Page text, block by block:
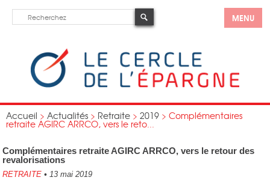
MENU
Accueil > Actualités > Retraite > 2019 > Complémentaires
retraite AGIRC ARRCO, vers le reto...
Complémentaires retraite AGIRC ARRCO, vers le retour des
revalorisations
RETRAITE • 13 mai 2019